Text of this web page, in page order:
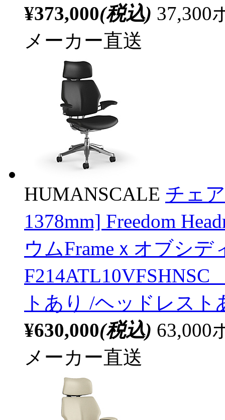
¥373,000(税込) 37,300
メーカー直送
HUMANSCALE チェ
1378mm] Freedom
ウムFrameｘオブシデ
トあり /ヘッドレスト
¥630,000(税込) 63,000
メーカー直送